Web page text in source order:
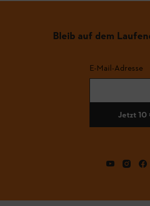
Bleib auf dem
E-Mail-Adresse
Jetzt 10